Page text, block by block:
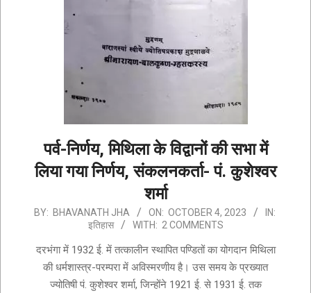
पर्व-निर्णय, मिथिला के विद्वानों की सभा में
लिया गया निर्णय, संकलनकर्ता- पं. कुशेश्वर
शर्मा
2023-
04
BY: BHAVANATH JHA ON: OCTOBER 4, 2023
IN:
इतिहास
WITH: 2 COMMENTS
दरभंगा में 1932 ई. में तत्कालीन स्थापित पण्डितों का योगदान मिथिला
की धर्मशास्त्र-परम्परा में अविस्मरणीय है। उस समय के प्रख्यात
ज्योतिषी पं. कुशेश्वर शर्मा, जिन्होंने 1921 ई. से 1931 ई. तक